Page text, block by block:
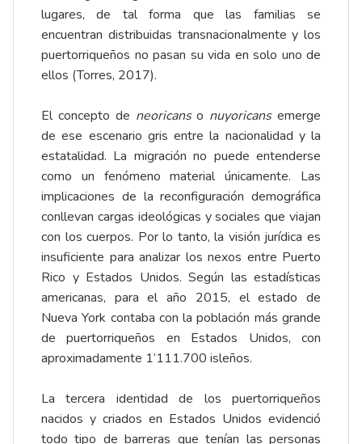
lugares, de tal forma que las familias se
encuentran distribuidas transnacionalmente y los
puertorriqueños no pasan su vida en solo uno de
ellos (Torres, 2017).
El concepto de neoricanso nuyoricansemerge
de ese escenario gris entre la nacionalidad y la
estatalidad. La migración no puede entenderse
como un fenómeno material únicamente. Las
implicaciones de la reconfiguración demográfica
conllevan cargas ideológicas y sociales que viajan
con los cuerpos. Por lo tanto, la visión jurídica es
insuficiente para analizar los nexos entre Puerto
Rico y Estados Unidos. Según las estadísticas
americanas, para el año 2015, el estado de
Nueva York contaba con la población más grande
de puertorriqueños en Estados Unidos, con
aproximadamente 1’111.700 isleños.
La tercera identidad de los puertorriqueños
nacidos y criados en Estados Unidos evidenció
todo tipo de barreras que tenían las personas